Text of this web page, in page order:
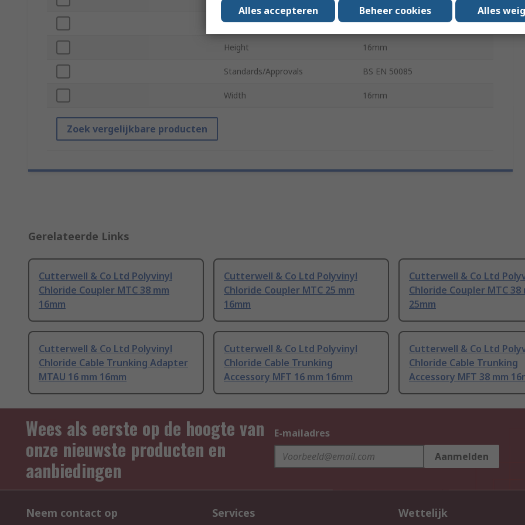
For Use With 16 x 16 mm Trunking
Height 16mm
Standards/Approvals BS EN 50085
Width 16mm
Zoek vergelijkbare producten
Gerelateerde Links
Cutterwell & Co Ltd Polyvinyl
Chloride Coupler MTC 38 mm
16mm
Cutterwell & Co Ltd Polyvinyl
Chloride Coupler MTC 25 mm
16mm
Cutterwell & Co Ltd
Chloride Coupler MTC 38
25mm
Cutterwell & Co Ltd Polyvinyl
Chloride Cable Trunking Adapter
MTAU 16 mm 16mm
Cutterwell & Co Ltd Polyvinyl
Chloride Cable Trunking
Accessory MFT 16 mm 16mm
Cutterwell & Co Ltd
Chloride Cable Trunking
Accessory MFT 38 mm
Wees als eerste op de hoogte van
onze nieuwste producten en
aanbiedingen
E-mailadres
Aanmelden
Neem contact op Services Wettelijk
Alles accepteren Beheer cookies Alles